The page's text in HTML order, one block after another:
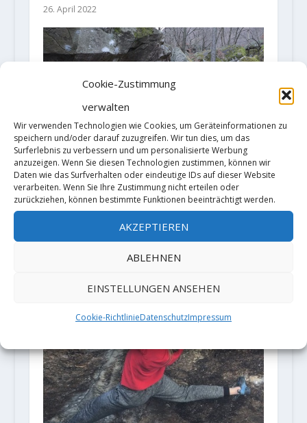
Cookie-Zustimmung
verwalten
Wir verwenden Technologien wie Cookies, um Geräteinformationen zu
speichern und/oder darauf zuzugreifen. Wir tun dies, um das
Surferlebnis zu verbessern und um personalisierte Werbung
anzuzeigen. Wenn Sie diesen Technologien zustimmen, können wir
Daten wie das Surfverhalten oder eindeutige IDs auf dieser Website
verarbeiten. Wenn Sie Ihre Zustimmung nicht erteilen oder
zurückziehen, können bestimmte Funktionen beeinträchtigt werden.
AKZEPTIEREN
ABLEHNEN
EINSTELLUNGEN ANSEHEN
Cookie-RichtlinieDatenschutzImpressum
26. April 2022
Video: Paul Robinson mit
beeindruckender Ticklist in Ticino
31. Januar 2019